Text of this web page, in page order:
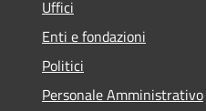
Uffici
Enti e fondazioni
Politici
Personale Amministrativo